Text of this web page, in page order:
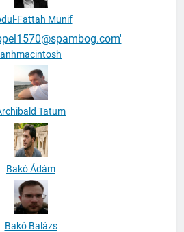
Fattah Munif
anhmacintosh
Tatum
Bakó Ádám
Bakó Balázs